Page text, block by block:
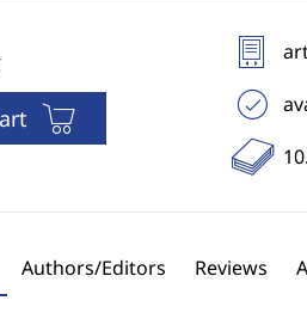
Authors/Editors Reviews